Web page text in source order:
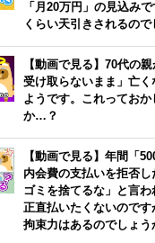
「月20万円」の見込み
くらい天引きされるので
【動画で見る】70代の
受け取らないまま」亡く
ようです。これっておか
か…？
【動画で見る】年間「
内会費の支払いを拒否し
ゴミを捨てるな」と言わ
正直払いたくないのです
拘束力はあるのでしょう